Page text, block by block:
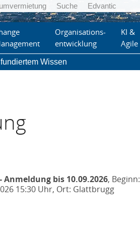
Suche Edvantic
Organisations-
entwicklung
KI &
Agile
Wissen
bis 10.09.2026, Beginn:
15:30 Uhr, Ort: Glattbrugg